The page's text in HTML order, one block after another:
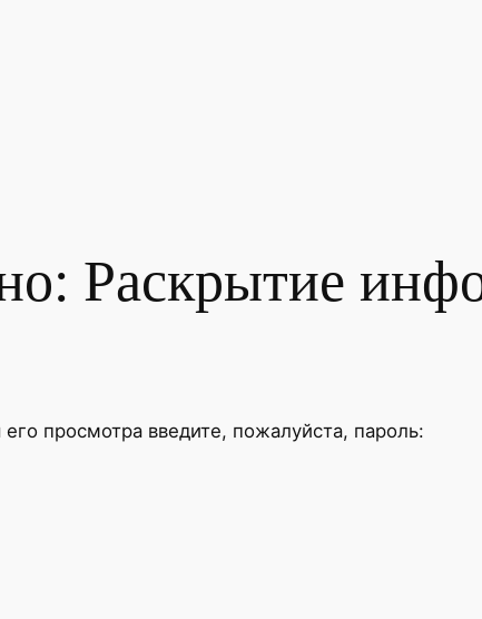
Раскрытие
просмотра введите, пожалуйста, пароль: